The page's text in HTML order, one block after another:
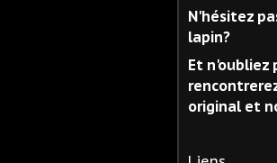
N'hésitez
lapin?
Et n'oubliez
original et